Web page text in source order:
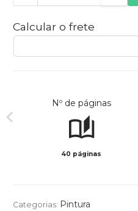
Calcular o frete
Nº de páginas
40 páginas
Categorias: Pintura